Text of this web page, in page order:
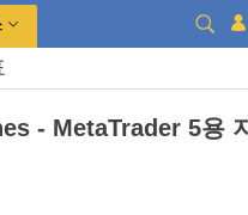
- MetaTrader 5용